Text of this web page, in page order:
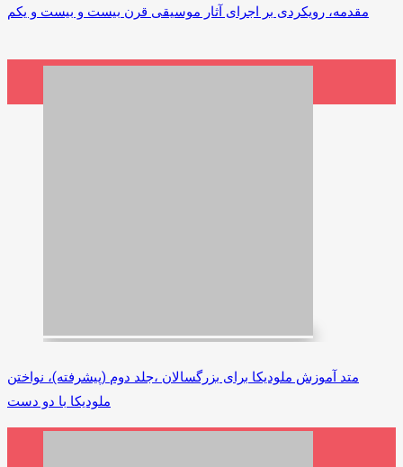
مقدمه، رویکردی بر اجرای آثار موسیقی قرن بیست و بیست و یکم
متد آموزش ملودیکا برای بزرگسالان ،جلد دوم (پیشرفته)، نواختن
ملودیکا با دو دست